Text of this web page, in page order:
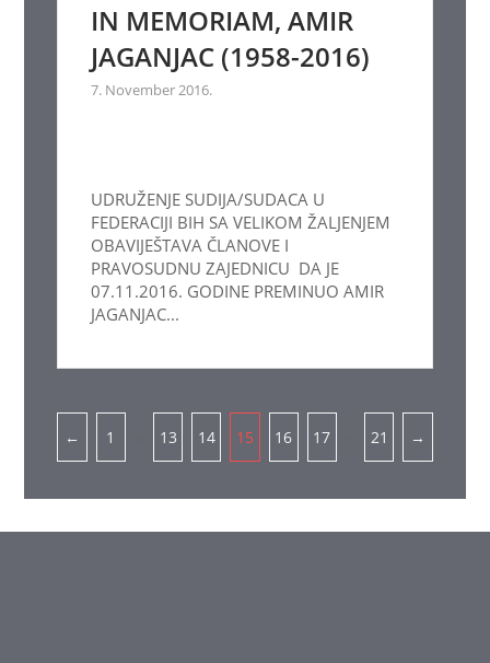
IN MEMORIAM, AMIR
JAGANJAC (1958-2016)
7. November 2016.
UDRUŽENJE SUDIJA/SUDACA U
FEDERACIJI BIH SA VELIKOM ŽALJENJEM
OBAVIJEŠTAVA ČLANOVE I
PRAVOSUDNU ZAJEDNICU DA JE
07.11.2016. GODINE PREMINUO AMIR
JAGANJAC...
Pagination
← 1 13 14 15 16 17 21 →